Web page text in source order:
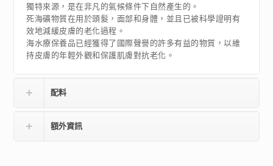
獨特來源，是在非凡的氣候條件下自然產生的。
死海礦物質在用於頭髮，面部和身體，並且已被科學證明有
效地減緩皮膚的老化過程。
海水療保養品已經獲得了國際聲譽的許多有益的物質，以維
持皮膚的年輕外觀和保護肌膚對抗老化。
配料
額外資訊